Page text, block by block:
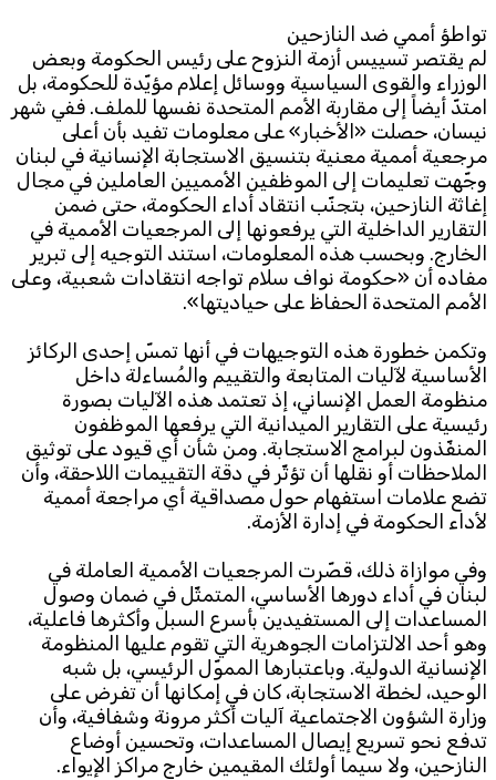
تواطؤ أممي ضد النازحين
لم يقتصر تسييس أزمة النزوح على رئيس الحكومة وبعض
الوزراء والقوى السياسية ووسائل إعلام مؤيّدة للحكومة، بل
امتدّ أيضاً إلى مقاربة الأمم المتحدة نفسها للملف. ففي شهر
نيسان، حصلت «الأخبار» على معلومات تفيد بأن أعلى
مرجعية أممية معنية بتنسيق الاستجابة الإنسانية في لبنان
وجّهت تعليمات إلى الموظفين الأمميين العاملين في مجال
إغاثة النازحين، بتجنّب انتقاد أداء الحكومة، حتى ضمن
التقارير الداخلية التي يرفعونها إلى المرجعيات الأممية في
الخارج. وبحسب هذه المعلومات، استند التوجيه إلى تبرير
مفاده أن «حكومة نواف سلام تواجه انتقادات شعبية، وعلى
الأمم المتحدة الحفاظ على حياديتها».
وتكمن خطورة هذه التوجيهات في أنها تمسّ إحدى الركائز
الأساسية لآليات المتابعة والتقييم والمُساءلة داخل
منظومة العمل الإنساني، إذ تعتمد هذه الآليات بصورة
رئيسية على التقارير الميدانية التي يرفعها الموظفون
المنفّذون لبرامج الاستجابة. ومن شأن أي قيود على توثيق
الملاحظات أو نقلها أن تؤثّر في دقة التقييمات اللاحقة، وأن
تضع علامات استفهام حول مصداقية أي مراجعة أممية
لأداء الحكومة في إدارة الأزمة.
وفي موازاة ذلك، قصّرت المرجعيات الأممية العاملة في
لبنان في أداء دورها الأساسي، المتمثّل في ضمان وصول
المساعدات إلى المستفيدين بأسرع السبل وأكثرها فاعلية،
وهو أحد الالتزامات الجوهرية التي تقوم عليها المنظومة
الإنسانية الدولية. وباعتبارها المموّل الرئيسي، بل شبه
الوحيد، لخطة الاستجابة، كان في إمكانها أن تفرض على
وزارة الشؤون الاجتماعية آليات أكثر مرونة وشفافية، وأن
تدفع نحو تسريع إيصال المساعدات، وتحسين أوضاع
النازحين، ولا سيما أولئك المقيمين خارج مراكز الإيواء.